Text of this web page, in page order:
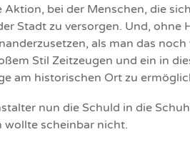
bei der Menschen, die
Stadt zu versorgen. Und, ohne
als man das
Stil Zeitzeugen und ein in
am historischen Ort zu
nun die Schuld in die
scheinbar nicht.